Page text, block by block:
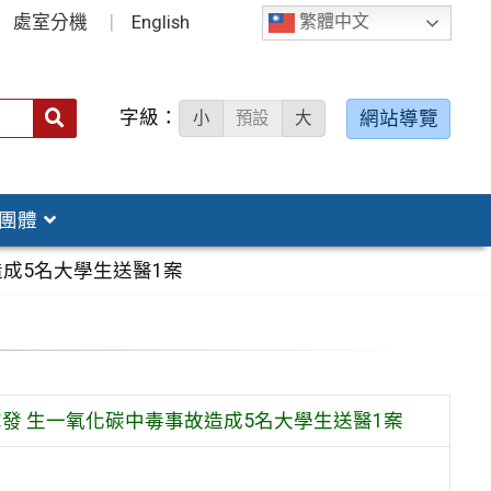
繁體中文
處室分機 English
字級： 小 預設 大 網站導覽
體
5名大學生送醫1案
生一氧化碳中毒事故造成5名大學生送醫1案